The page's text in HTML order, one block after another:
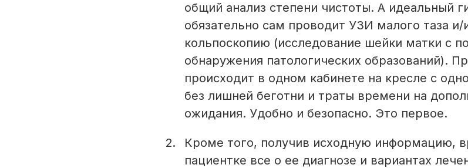
общий анализ степени чистоты. А идеальный
обязательно сам проводит УЗИ малого таза
кольпоскопию (исследование шейки матки с
обнаружения патологических образований).
происходит в одном кабинете на кресле с
без лишней беготни и траты времени на
ожидания. Удобно и безопасно. Это первое.
Кроме того, получив исходную информацию,
пациентке все о ее диагнозе и вариантах